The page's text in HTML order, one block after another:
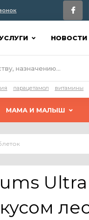
НОВОСТИ
парацетамол витамины
МАМА И МАЛЫШ